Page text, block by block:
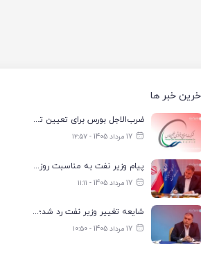
خبر ها
ضرب‌الاجل بورس برای تعیین تکلیف هیئت‌مدیره هلدینگ خلیج فارس
17 مرداد 1405 - ۱۲:۵۷
پیام وزیر نفت به مناسبت روز خبرنگار; رسانه‌ها جلوه‌های ایثار کارکنان صنعت نفت را منعکس کردند
17 مرداد 1405 - ۱۱:۱۱
شایعه تغییر وزیر نفت رد شد؛ مدیریت هلدینگ خلیج فارس در انتظار تعیین تکلیف
17 مرداد 1405 - ۱۰:۵۰